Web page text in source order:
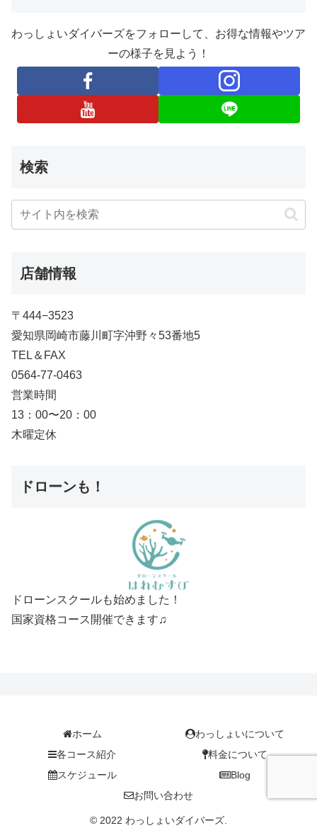
わっしょいダイバーズをフォローして、お得な情報やツア
ーの様子を見よう！
検索
店舗情報
〒444−3523
愛知県岡崎市藤川町字沖野々53番地5
TEL＆FAX
0564-77-0463
営業時間
13：00〜20：00
木曜定休
ドローンも！
ドローンスクールも始めました！
国家資格コース開催できます♫
ホーム
わっしょいについて
各コース紹介
料金について
スケジュール
Blog
お問い合わせ
© 2022 わっしょいダイバーズ.